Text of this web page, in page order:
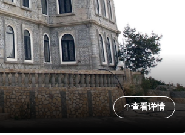
查看详情